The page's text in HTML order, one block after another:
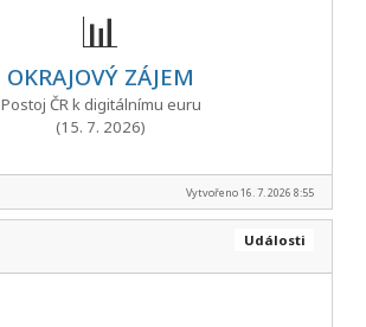
📊
OKRAJOVÝ ZÁJEM
Postoj ČR k digitálnímu euru
(15. 7. 2026)
Vytvořeno 16. 7. 2026 8:55
Události